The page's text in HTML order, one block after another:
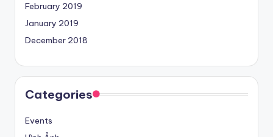
February 2019
January 2019
December 2018
Categories
Events